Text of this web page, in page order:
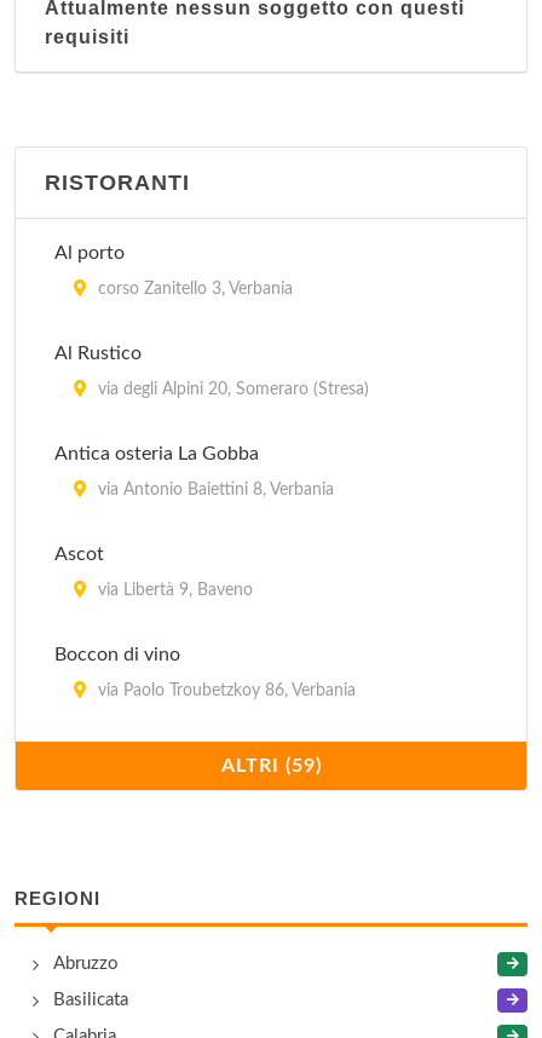
Attualmente nessun soggetto con questi
requisiti
RISTORANTI
Al porto
corso Zanitello 3, Verbania
Al Rustico
via degli Alpini 20, Someraro (Stresa)
Antica osteria La Gobba
via Antonio Baiettini 8, Verbania
Ascot
via Libertà 9, Baveno
Boccon di vino
via Paolo Troubetzkoy 86, Verbania
piazza Giuseppe Garibaldi 9, Verbania Pallanza
viale Sant'Anna 65, Verbania Pallanza
Cinema and Cinema
corso Goffredo Mameli 213, Verbania Intra
ALTRI (59)
REGIONI
Abruzzo
Basilicata